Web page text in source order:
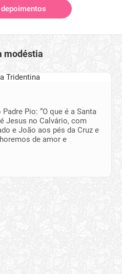
modéstia
Pio: “O que é a Santa
Jesus no Calvário, com
e João aos pés da Cruz e
de amor e